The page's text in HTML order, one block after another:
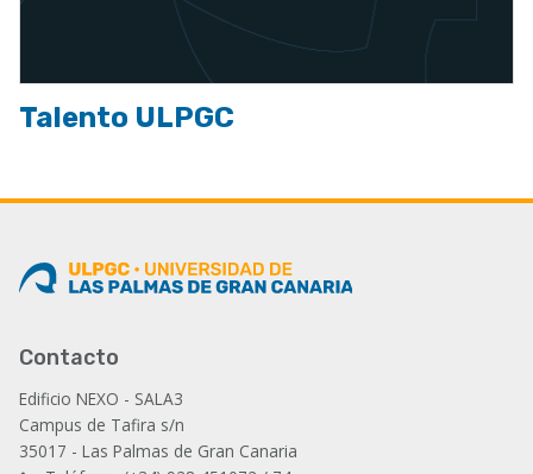
Talento ULPGC
Contacto
Edificio NEXO - SALA3
Campus de Tafira s/n
35017 - Las Palmas de Gran Canaria